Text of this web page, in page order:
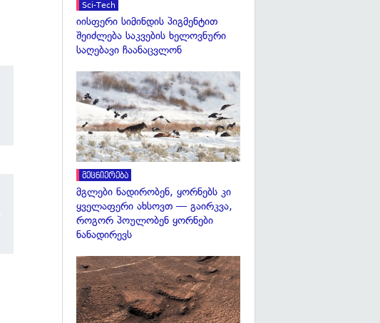
Sci-Tech
იისფერი სიმინდის პიგმენტით
შეიძლება საკვების ხელოვნური
საღებავი ჩაანაცვლონ
მეცნიერება
მგლები ნადირობენ, ყორნებს კი
ყველაფერი ახსოვთ — გაირკვა,
როგორ პოულობენ ყორნები
ნანადირევს